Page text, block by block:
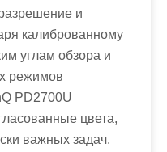
и
калиброванному
углам обзора и
режимов
PD2700U
цвета,
важных задач.